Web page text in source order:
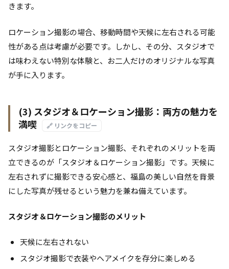
きます。
ロケーション撮影の場合、移動時間や天候に左右される可能
性がある点は考慮が必要です。しかし、その分、スタジオで
は味わえない特別な体験と、お二人だけのオリジナルな写真
が手に入ります。
(3) スタジオ＆ロケーション撮影：両方の魅力を
満喫
🔗 リンクをコピー
スタジオ撮影とロケーション撮影、それぞれのメリットを両
立できるのが「スタジオ＆ロケーション撮影」です。天候に
左右されずに撮影できる安心感と、福島の美しい自然を背景
にした写真が残せるという魅力を兼ね備えています。
スタジオ＆ロケーション撮影のメリット
天候に左右されない
スタジオ撮影で衣装やヘアメイクを存分に楽しめる